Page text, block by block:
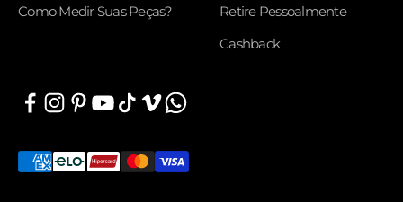
Como Medir Suas Peças?
Retire Pessoalmente
Cashback